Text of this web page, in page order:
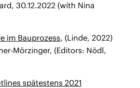
30.12.2022 (with Nina
im Bauprozess, (Linde, 2022)
Mörzinger, (Editors: Nödl,
spätestens 2021